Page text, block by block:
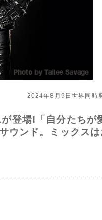
2024年8月9日世界同時
登場!「自分たちが
ウンド。ミックスは